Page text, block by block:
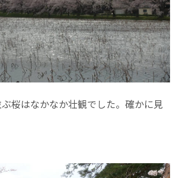
桜はなかなか壮観でした。確かに見